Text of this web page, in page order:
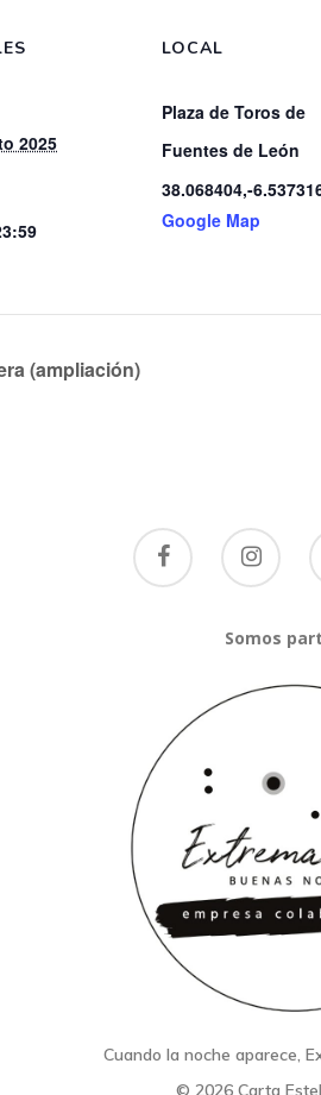
2025
LOCAL
Plaza de Toros de
Fuentes de León
38.068404,-
Google Map
(ampliación)
Somos
Cuando la noche aparece,
© 2026 Carta